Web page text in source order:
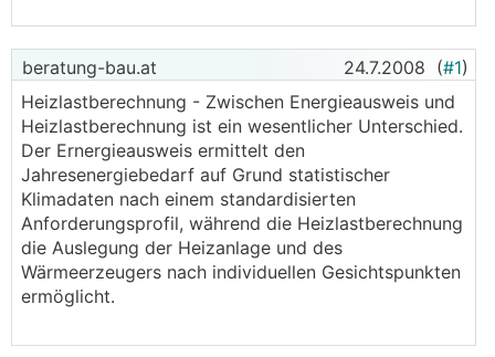
beratung-bau.at 24.7.2008 (#1)
Heizlastberechnung - Zwischen Energieausweis und
Heizlastberechnung ist ein wesentlicher Unterschied.
Der Ernergieausweis ermittelt den
Jahresenergiebedarf auf Grund statistischer
Klimadaten nach einem standardisierten
Anforderungsprofil, während die Heizlastberechnung
die Auslegung der Heizanlage und des
Wärmeerzeugers nach individuellen Gesichtspunkten
ermöglicht.